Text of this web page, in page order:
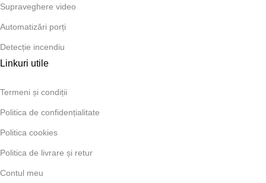
Supraveghere video
Automatizări porți
Detecție incendiu
Linkuri utile
Termeni și condiții
Politica de confidențialitate
Politica cookies
Politica de livrare și retur
Contul meu